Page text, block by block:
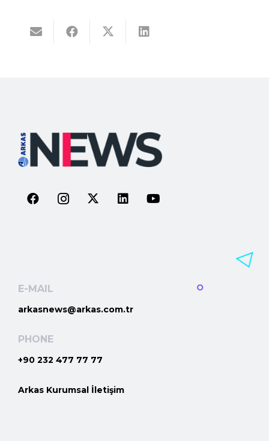
E-MAIL
arkasnews@arkas.com.tr
PHONE
+90 232 477 77 77
Arkas Kurumsal İletişim